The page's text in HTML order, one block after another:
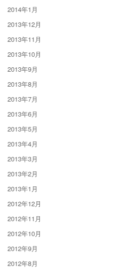
2014年1月
2013年12月
2013年11月
2013年10月
2013年9月
2013年8月
2013年7月
2013年6月
2013年5月
2013年4月
2013年3月
2013年2月
2013年1月
2012年12月
2012年11月
2012年10月
2012年9月
2012年8月